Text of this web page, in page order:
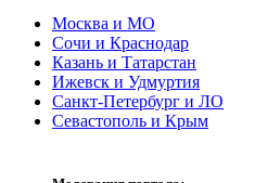
Москва и МО
Сочи и Краснодар
Казань и Татарстан
Ижевск и Удмуртия
Санкт-Петербург и ЛО
Севастополь и Крым